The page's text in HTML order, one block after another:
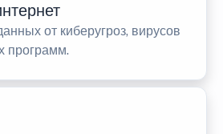
от киберугроз, вирусов
программ.